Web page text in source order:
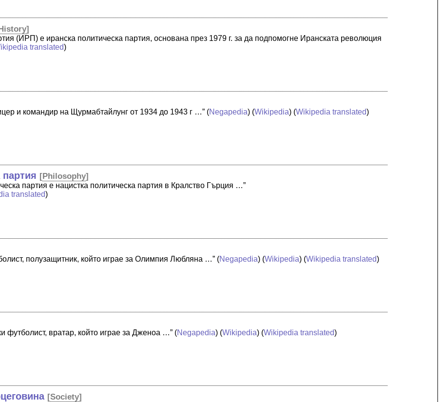
]
(ИРП) е иранска политическа партия, основана през 1979 г. за да подпомогне Иранската революция
translated)
и командир на Щурмабтайлунг от 1934 до 1943 г …” (Negapedia) (Wikipedia) (Wikipedia translated)
[Philosophy]
партия е нацистка политическа партия в Кралство Гърция …”
translated)
полузащитник, който играе за Олимпия Любляна …” (Negapedia) (Wikipedia) (Wikipedia translated)
футболист, вратар, който играе за Дженоа …” (Negapedia) (Wikipedia) (Wikipedia translated)
[Society]